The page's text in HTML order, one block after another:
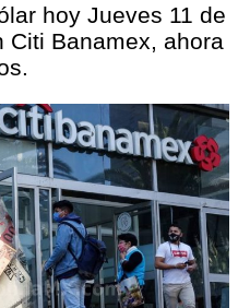
hoy Jueves 11 de
Citi Banamex, ahora